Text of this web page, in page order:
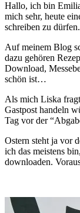
Hallo, ich bin
mich sehr, heute
schreiben zu dürfen.
Auf meinem Blog
dazu gehören
Download,
schön ist…
Als mich Liska
Gastpost handeln
Tag vor der
Ostern steht ja vor
ich das meistens
downloaden.